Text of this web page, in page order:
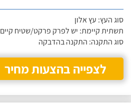
סוג העץ: עץ אלון
תשתית קיימת: יש לפרק פרקט/שטיח קיים
סוג התקנה: התקנה בהדבקה
לצפייה בהצעות מחיר